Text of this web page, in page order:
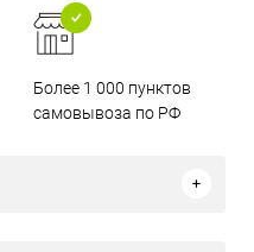
Более 1 000 пунктов
самовывоза по РФ